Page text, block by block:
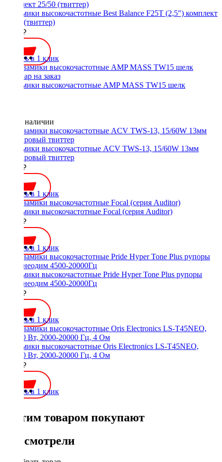
Динамики высокочастотные Best Balance F25T (2,5") комплект
25/50 (твиттер)
2800 ₽
Купить в 1 клик
Динамики высокочастотные AMP MASS TW15 шелк
Нет в наличии
Динамики высокочастотные ACV TWS-13, 15/60W 13мм
майларовый твиттер
1800 ₽
Купить в 1 клик
Динамики высокочастотные Focal (серия Auditor)
2500 ₽
Купить в 1 клик
Динамики высокочастотные Pride Hyper Tone Plus рупоры
40Вт неодим 4500-20000Гц
3900 ₽
Купить в 1 клик
Динамики высокочастотные Oris Electronics LS-T45NEO,
50/100 Вт, 2000-20000 Гц, 4 Ом
5200 ₽
Купить в 1 клик
С этим товаром покупают
Вы смотрели